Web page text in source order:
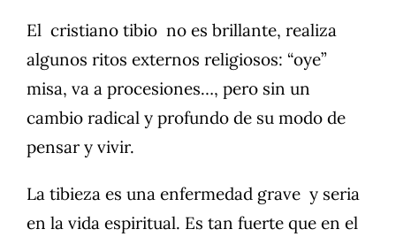
El cristiano tibio no es brillante, realiza
algunos ritos externos religiosos: “oye”
misa, va a procesiones…, pero sin un
cambio radical y profundo de su modo de
pensar y vivir.
La tibieza es una enfermedad grave y seria
en la vida espiritual. Es tan fuerte que en el